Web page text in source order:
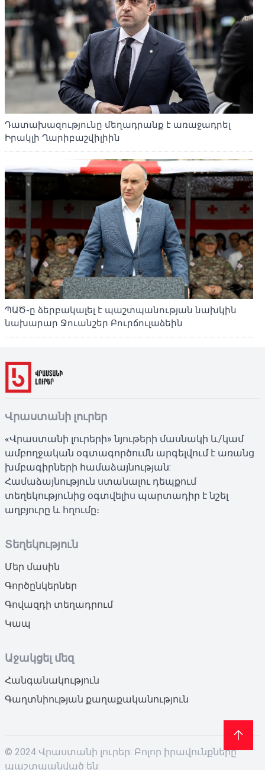
Դատախազությունը մեղադրանք է առաջադրել
Իրակլի Ղարիբաշվիլիին
ՊԱԾ-ը ձերբակալել է պաշտպանության նախկին
նախարար Ջուանշեր Բուրճուլաձեին
Վրաստանի լուրեր
«Վրաստանի լուրերի» նյութերի մասնակի և/կամ
ամբողջական օգտագործումն արգելվում է առանց
խմբագիրների համաձայնության:
Համաձայնություն ստանալու դեպքում
տեղեկությունից օգտվելիս պարտադիր է նշել
աղբյուրը և հղումը։
Տեղեկություն
Մեր մասին
Գործընկերներ
Գովազդի տեղադրում
Կապ
Աջակցել մեզ
Հանգանակություն
Գաղտնիության քաղաքականություն
© 2024 Վրաստանի լուրեր: Բոլոր իրավունքները
պաշտպանված են: